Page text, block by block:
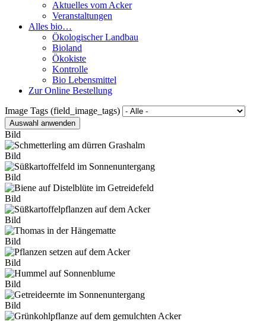
Aktuelles vom Acker
Veranstaltungen
Alles bio…
Ökologischer Landbau
Bioland
Ökokiste
Kontrolle
Bio Lebensmittel
Zur Online Bestellung
Image Tags (field_image_tags)
Bild
Bild
Bild
Bild
Bild
Bild
Bild
Bild
Bild